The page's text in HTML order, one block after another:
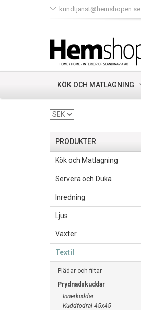
kundtjanst@hemshopen.se
KÖK OCH MATLAGNING
PRODUKTER
Kök och Matlagning
Servera och Duka
Inredning
Ljus
Växter
Textil
Plädar och filtar
Prydnadskuddar
Innerkuddar
Kuddfodral 45x45